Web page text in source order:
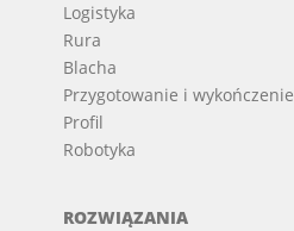
Logistyka
Rura
Blacha
Przygotowanie i wykończenie
Profil
Robotyka
ROZWIĄZANIA